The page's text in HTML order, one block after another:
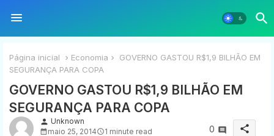
Página inicial Economia
GOVERNO GASTOU R$1,9 BILHÃO EM
SEGURANÇA PARA COPA
GOVERNO GASTOU R$1,9 BILHÃO EM
SEGURANÇA PARA COPA
person Unknown
maio 25, 2014
1 minute read 0 share